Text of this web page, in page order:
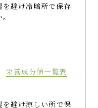
避け冷暗所で保存
栄養成分値一覧表
避け涼しい所で保